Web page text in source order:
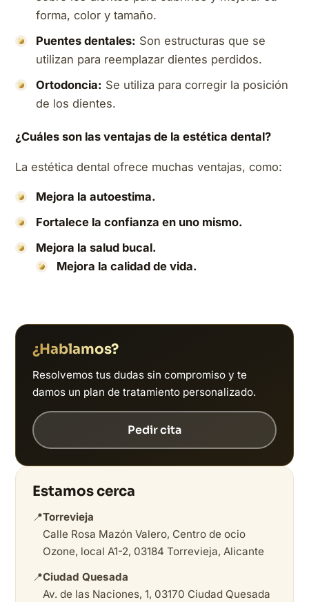
forma, color y tamaño.
Puentes dentales: Son estructuras que se
utilizan para reemplazar dientes perdidos.
Ortodoncia: Se utiliza para corregir la posición
de los dientes.
¿Cuáles son las ventajas de la estética dental?
La estética dental ofrece muchas ventajas, como:
Mejora la autoestima.
Fortalece la confianza en uno mismo.
Mejora la salud bucal.
Mejora la calidad de vida.
¿Hablamos?
Resolvemos tus dudas sin compromiso y te
damos un plan de tratamiento personalizado.
Pedir cita
Estamos cerca
📍Torrevieja
Calle Rosa Mazón Valero, Centro de ocio
Ozone, local A1-2, 03184 Torrevieja, Alicante
📍Ciudad Quesada
Av. de las Naciones, 1, 03170 Ciudad Quesada